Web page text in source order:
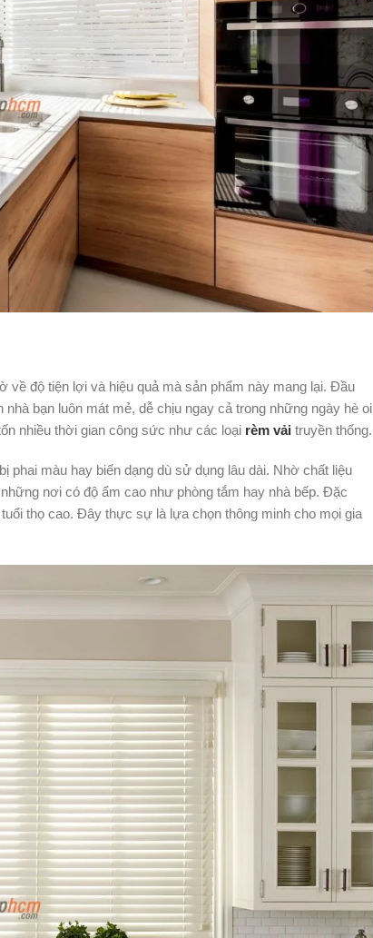
về độ tiện lợi và hiệu quả mà sản phẩm này mang lại. Đầu
bạn luôn mát mẻ, dễ chịu ngay cả trong những ngày hè oi
nhiều thời gian công sức như các loại rèm vải truyền thống.
phai màu hay biến dạng dù sử dụng lâu dài. Nhờ chất liệu
nơi có độ ẩm cao như phòng tắm hay nhà bếp. Đặc
thọ cao. Đây thực sự là lựa chọn thông minh cho mọi gia